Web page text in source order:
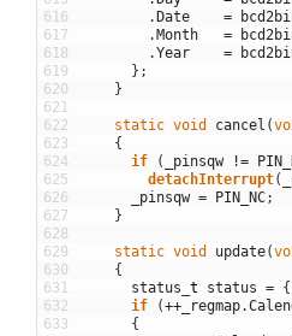
616
617
618
619
620
621
622
623
624
625
626
627
628
629
630
631
632
633
.Date =
.Month =
.Year =
} ;
}
static void cancel (
{
if
( _pinsqw !=
detachInterrupt(
_pinsqw = PIN_NC;
}
static void update(
{
status t status = {
if
(++ _regmap.
{